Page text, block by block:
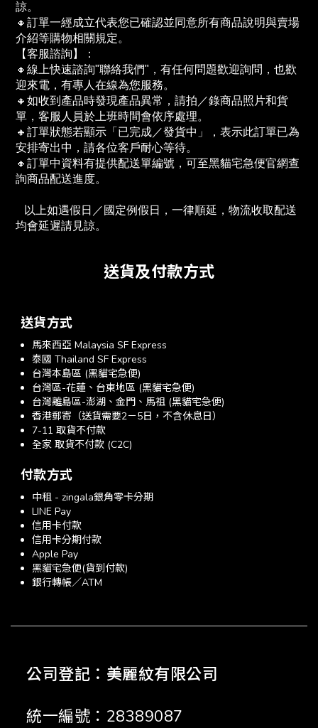
諒。
🔸訂單一經成立代表您已確認並同意所有商品說明與賣場
介紹等購物相關規定。
【客服諮詢】：
🔸線上快速諮詢"聯絡我們"，有任何問題歡迎詢問，也歡
迎來電，有專人在線為您服務。
🔸如收到產品時發現產品異常，請拍／錄商品照片和貨
單，客服人員於上班時間會依序處理。
🔸訂單狀態若顯示「已完成／發貨中」，表示此訂單已為
安排寄出中，請各位客戶耐心等待。
🔸訂單中資料有提供配送單編號，可至黑貓宅急便官網查
詢商品配送進度。
均會延遲請見諒。
送貨及付款方式
送貨方式
馬來西亞 Malaysia SF Express
泰國 Thailand SF Express
台灣本島區 (黑貓宅急便)
台灣區-花蓮、台東地區 (黑貓宅急便)
台灣離島區-澎湖、金門、馬祖 (黑貓宅急便)
香港郵寄（送貨需要2－5日，不含休息日）
7-11 取貨不付款
全家 取貨不付款 (C2C)
付款方式
中租 - zingala銀角零卡分期
LINE Pay
信用卡付款
信用卡分期付款
Apple Pay
黑貓宅急便(貨到付款)
銀行轉帳／ATM
公司登記：美麗紋有限公司
統一編號：28389087